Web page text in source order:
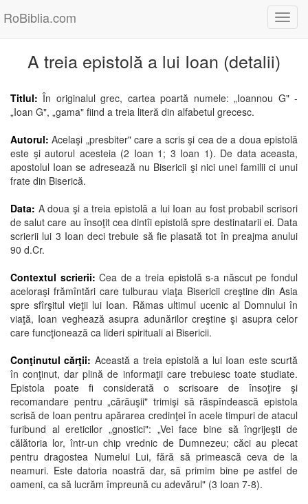
RoBiblia.com
A treia epistolă a lui Ioan (detalii)
Titlul: În originalul grec, cartea poartă numele: „Ioannou G" -
„Ioan G", „gama" fiind a treia literă din alfabetul grecesc.
Autorul:Acelaşi „presbiter" care a scris şi cea de a doua epistolă
este şi autorul acesteia (2 Ioan 1; 3 Ioan 1). De data aceasta,
apostolul Ioan se adresează nu Bisericii şi nici unei familii ci unui
frate din Biserică.
Data: A doua şi a treia epistolă a lui Ioan au fost probabil scrisori
de salut care au însoţit cea dintîi epistolă spre destinatarii ei. Data
scrierii lui 3 Ioan deci trebuie să fie plasată tot în preajma anului
90 d.Cr.
Contextul scrierii: Cea de a treia epistolă s-a născut pe fondul
aceloraşi frămîntări care tulburau viaţa Bisericii creştine din Asia
spre sfîrşitul vieţii lui Ioan. Rămas ultimul ucenic al Domnului în
viaţă, Ioan veghează asupra adunărilor creştine şi asupra celor
care funcţionează ca lideri spirituali ai Bisericii.
Conţinutul cărţii: Această a treia epistolă a lui Ioan este scurtă
în conţinut, dar plină de informaţii care trebuiesc toate studiate.
Epistola poate fi considerată o scrisoare de însoţire şi
recomandare pentru „cărăuşii" trimişi să răspîndească epistola
scrisă de Ioan pentru apărarea credinţei în acele timpuri de atacul
furibund al ereticilor „gnostici": „Vei face bine să îngrijeşti de
călătoria lor, într-un chip vrednic de Dumnezeu; căci au plecat
pentru dragostea Numelui Lui, fără să primească ceva de la
neamuri. Este datoria noastră dar, să primim bine pe astfel de
oameni, ca să lucrăm împreună cu adevărul" (3 Ioan 7-8).